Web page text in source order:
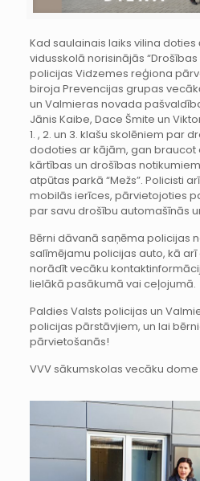
Kad saulainais laiks vilina
vidusskolā norisinājās “Drošības
policijas Vidzemes reģiona
biroja Prevencijas grupas
un Valmieras novada
Jānis Kaibe, Dace Šmite un
1. , 2. un 3. klašu skolēniem par
dodoties ar kājām, gan braucot
kārtības un drošības
atpūtas parkā “Mežs”. Policisti
mobilās ierīces, pārvietojoties
par savu drošību automašīnās
Bērni dāvanā saņēma policijas
salīmējamu policijas auto, kā
norādīt vecāku
lielākā pasākumā vai ceļojumā.
Paldies Valsts policijas un
policijas pārstāvjiem, un lai
pārvietošanās!
VVV sākumskolas vecāku dome